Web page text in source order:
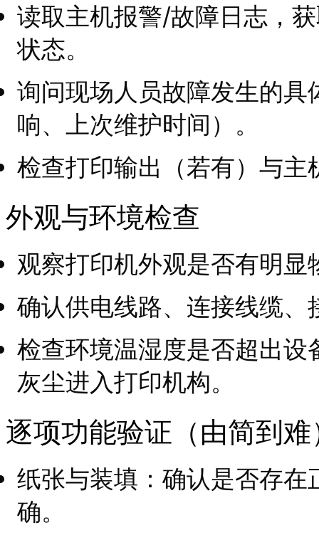
读取主机报警/故障日志，
状态。
询问现场人员故障发生的
响、上次维护时间）。
检查打印输出（若有）与主
外观与环境检查
观察打印机外观是否有明
确认供电线路、连接线缆
检查环境温湿度是否超出
灰尘进入打印机构。
逐项功能验证（由简到难
纸张与装填：确认是否存
确。